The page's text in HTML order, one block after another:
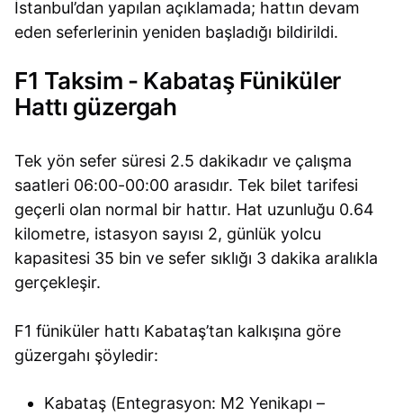
İstanbul’dan yapılan açıklamada; hattın devam
eden seferlerinin yeniden başladığı bildirildi.
F1 Taksim - Kabataş Füniküler
Hattı güzergah
Tek yön sefer süresi 2.5 dakikadır ve çalışma
saatleri 06:00-00:00 arasıdır. Tek bilet tarifesi
geçerli olan normal bir hattır. Hat uzunluğu 0.64
kilometre, istasyon sayısı 2, günlük yolcu
kapasitesi 35 bin ve sefer sıklığı 3 dakika aralıkla
gerçekleşir.
F1 füniküler hattı Kabataş’tan kalkışına göre
güzergahı şöyledir:
Kabataş (Entegrasyon: M2 Yenikapı –